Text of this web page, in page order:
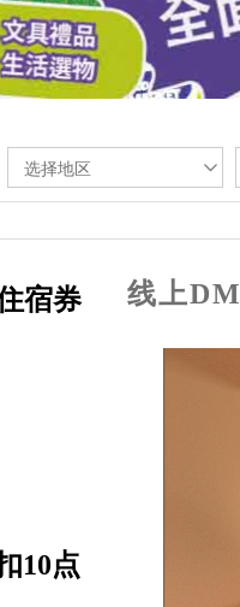
选择地区
宿券
10点
线上DM